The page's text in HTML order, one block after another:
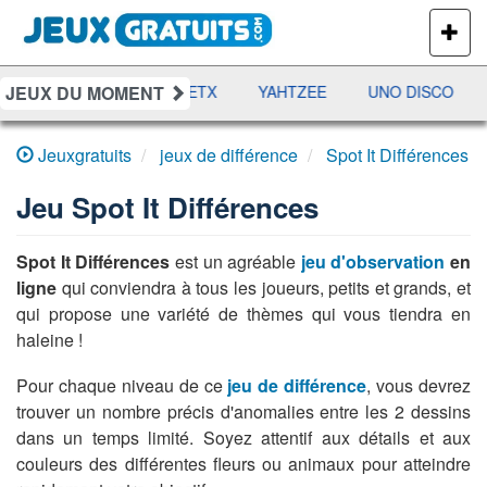
PLUS
DE
JEUX
JEUX DU MOMENT
RAMI JETX YAHTZEE UNO DISCO
Jeuxgratuits jeux de différence Spot It Différences
Jeu Spot It Différences
Spot It Différences est un agréable jeu d'observation en
ligne qui conviendra à tous les joueurs, petits et grands, et
qui propose une variété de thèmes qui vous tiendra en
haleine !
Pour chaque niveau de ce jeu de différence, vous devrez
trouver un nombre précis d'anomalies entre les 2 dessins
dans un temps limité. Soyez attentif aux détails et aux
couleurs des différentes fleurs ou animaux pour atteindre